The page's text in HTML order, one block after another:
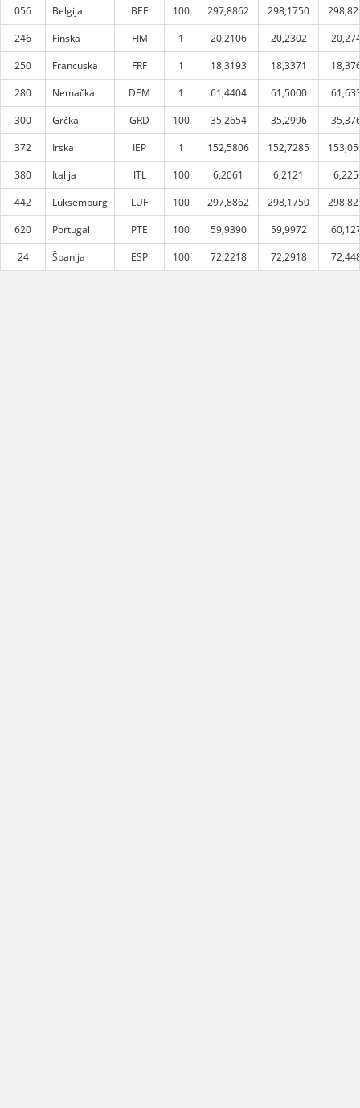
056
Belgija BEF 100 297,8862 298,1750
246
Finska FIM 1 20,2106 20,2302
250
Francuska FRF 1 18,3193 18,3371
280
Nemačka DEM 1 61,4404 61,5000
300
Grčka GRD 100 35,2654 35,2996
372
Irska IEP 1 152,5806 152,7285
380
Italija ITL 100 6,2061 6,2121
442
Luksemburg LUF 100 297,8862 298,1750
620
Portugal PTE 100 59,9390 59,9972
24
Španija ESP 100 72,2218 72,2918